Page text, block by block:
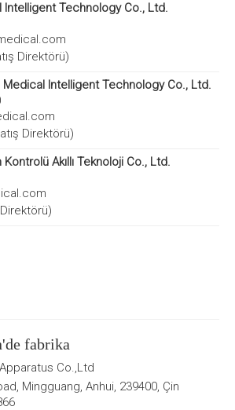
Intelligent Technology Co., Ltd.
Direktörü)
Medical Intelligent Technology Co., Ltd.
Direktörü)
Akıllı Teknoloji Co., Ltd.
fabrika
Co.,Ltd
Mingguang, Anhui, 239400, Çin